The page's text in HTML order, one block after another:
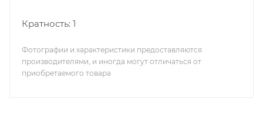
Кратность: 1
Фотографии и характеристики предоставляются
производителями, и иногда могут отличаться от
приобретаемого товара